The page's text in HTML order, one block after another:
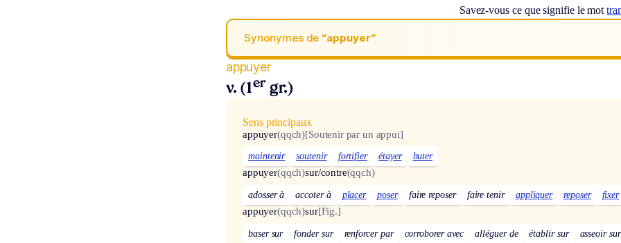
Savez-vous ce que signifie le mot
Synonymes de “appuyer“
appuyer
v. (1er gr.)
Sens principaux
appuyer(qqch)[Soutenir par un appui]
maintenir soutenir fortifier étayer buter
appuyer(qqch)sur/contre(qqch)
adosser à accoter à placer poser faire reposer faire tenir appliquer reposer fixer
appuyer(qqch)sur[Fig.]
baser sur fonder sur renforcer par corroborer avec alléguer de établir sur asseoir sur